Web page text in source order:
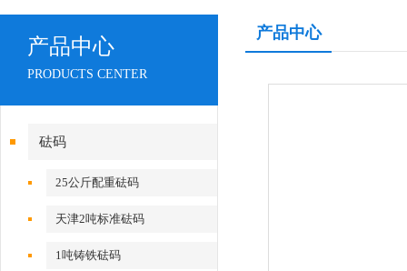
产品中心
PRODUCTS CENTER
砝码
25公斤配重砝码
天津2吨标准砝码
1吨铸铁砝码
产品中心